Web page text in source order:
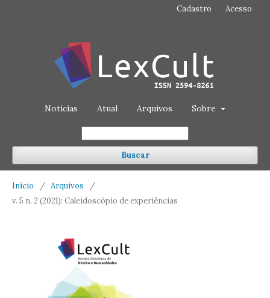
Notícias Atual Arquivos Sobre
Buscar
Cadastro Acesso
Início / Arquivos
/
v. 5 n. 2 (2021): Caleidoscópio de experiências